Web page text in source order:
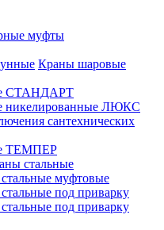
муфты
Краны шаровые
СТАНДАРТ
никелированные ЛЮКС
сантехнических
ТЕМПЕР
стальные
муфтовые
под приварку
под приварку